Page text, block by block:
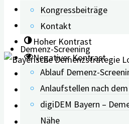
Kongressbeiträge
Kontakt
Demenz-Screening
Ablauf Demenz-
Anlaufstellen nach
digiDEM Bayern –
Nähe
Text verkleinern
Graustufen
Hoher Kontrast
Negativer Kontrast
Heller Hintergrund
Links unterstreichen
Lesbarkeit erhöhen